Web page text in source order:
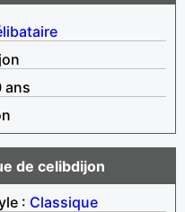
ans
de celibdijon
: Classique